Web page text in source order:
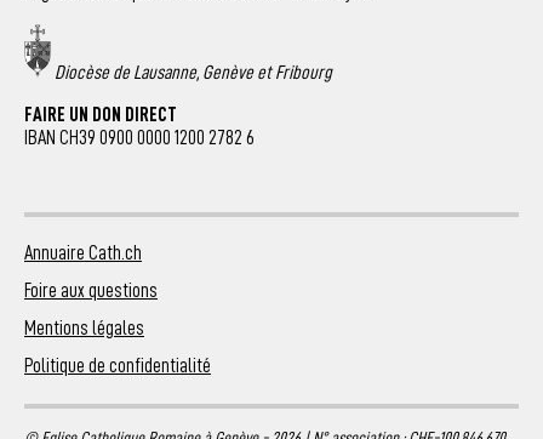
Diocèse de Lausanne, Genève et Fribourg
FAIRE UN DON DIRECT
IBAN CH39 0900 0000 1200 2782 6
Annuaire Cath.ch
Foire aux questions
Mentions légales
Politique de confidentialité